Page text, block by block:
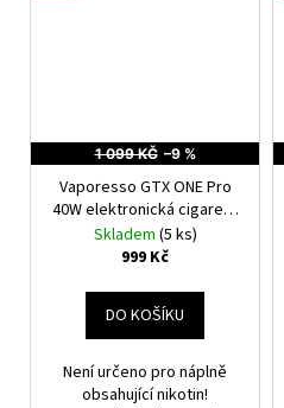
1 099 KČ –9 %
Vaporesso GTX ONE Pro
40W elektronická cigareta
3000mAh Silver
Skladem (5 ks)
999 Kč
DO KOŠÍKU
Není určeno pro náplně
obsahující nikotin!